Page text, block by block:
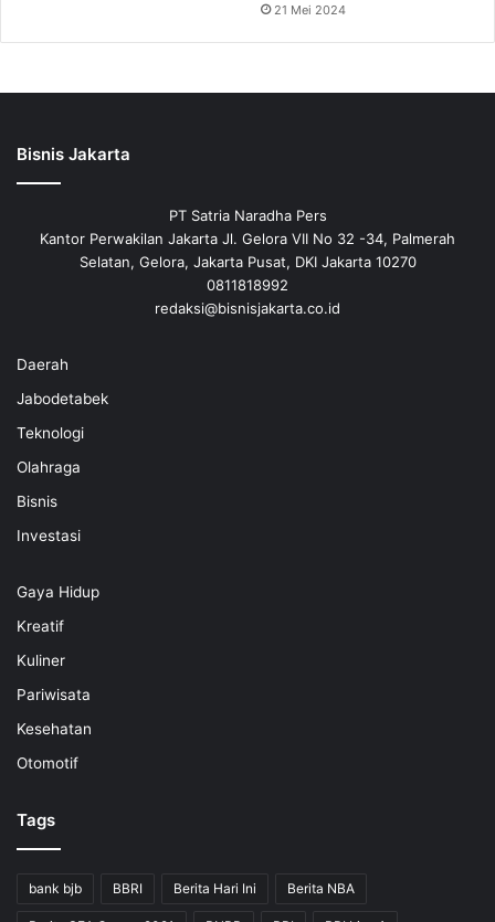
21 Mei 2024
Bisnis Jakarta
PT Satria Naradha Pers
Kantor Perwakilan Jakarta Jl. Gelora VII No 32 -34, Palmerah
Selatan, Gelora, Jakarta Pusat, DKI Jakarta 10270
0811818992
redaksi@bisnisjakarta.co.id
Daerah
Jabodetabek
Teknologi
Olahraga
Bisnis
Investasi
Gaya Hidup
Kreatif
Kuliner
Pariwisata
Kesehatan
Otomotif
Tags
bank bjb BBRI Berita Hari Ini Berita NBA